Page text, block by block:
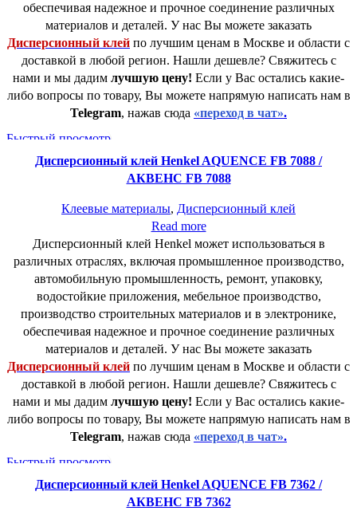
обеспечивая надежное и прочное соединение различных
материалов и деталей. У нас Вы можете заказать
Дисперсионный клей по лучшим ценам в Москве и области с
доставкой в любой регион. Нашли дешевле? Свяжитесь с
нами и мы дадим лучшую цену! Если у Вас остались какие-
либо вопросы по товару, Вы можете напрямую написать нам в
Telegram, нажав сюда «переход в чат».
Быстрый просмотр
Дисперсионный клей Henkel AQUENCE FB 7088 /
АКВЕНС FB 7088
Клеевые материалы, Дисперсионный клей
Read more
Дисперсионный клей Henkel может использоваться в
различных отраслях, включая промышленное производство,
автомобильную промышленность, ремонт, упаковку,
водостойкие приложения, мебельное производство,
производство строительных материалов и в электронике,
обеспечивая надежное и прочное соединение различных
материалов и деталей. У нас Вы можете заказать
Дисперсионный клей по лучшим ценам в Москве и области с
доставкой в любой регион. Нашли дешевле? Свяжитесь с
нами и мы дадим лучшую цену! Если у Вас остались какие-
либо вопросы по товару, Вы можете напрямую написать нам в
Telegram, нажав сюда «переход в чат».
Быстрый просмотр
Дисперсионный клей Henkel AQUENCE FB 7362 /
АКВЕНС FB 7362